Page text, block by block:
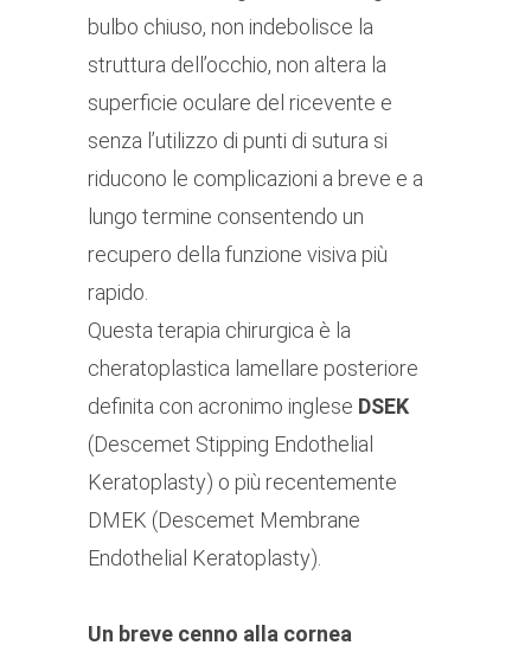
bulbo chiuso, non indebolisce la
struttura dell’occhio, non altera la
superficie oculare del ricevente e
senza l’utilizzo di punti di sutura si
riducono le complicazioni a breve e a
lungo termine consentendo un
recupero della funzione visiva più
rapido.
Questa terapia chirurgica è la
cheratoplastica lamellare posteriore
definita con acronimo inglese DSEK
(Descemet Stipping Endothelial
Keratoplasty) o più recentemente
DMEK (Descemet Membrane
Endothelial Keratoplasty).
Un breve cenno alla cornea